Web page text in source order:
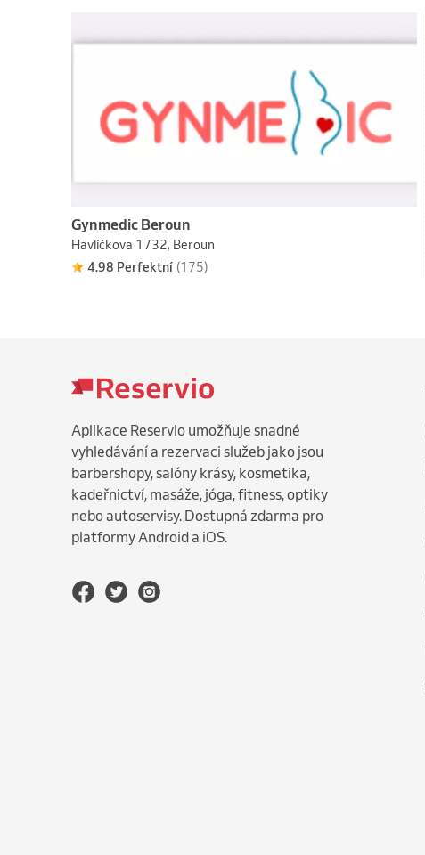
Gynmedic Beroun
Havlíčkova 1732, Beroun
4.98 Perfektní (175)
Aplikace Reservio umožňuje snadné
vyhledávání a rezervaci služeb jako jsou
barbershopy, salóny krásy, kosmetika,
kadeřnictví, masáže, jóga, fitness, optiky
nebo autoservisy. Dostupná zdarma pro
platformy Android a iOS.